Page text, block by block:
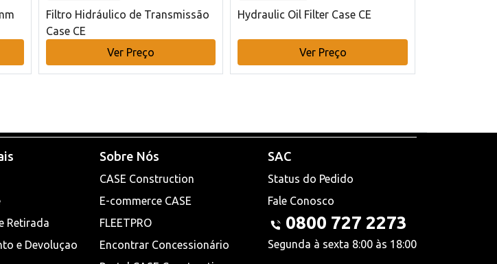
Filtro Hidráulico de Transmissão
Case CE
Ver Preço
Hydraulic Oil Filter Case CE
Ver Preço
Retirada
e Devoluçao
Sobre Nós
CASE Construction
E-commerce CASE
FLEETPRO
Encontrar Concessionário
SAC
Status do Pedido
Fale Conosco
0800 727 2273
Segunda à sexta 8:00 às 18:00